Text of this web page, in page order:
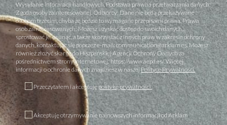
Wysyłanie informacji handlowych. Podstawa prawna przetwarzania danych:
Zgoda osoby zainteresowanej. Odbiorcy: Dane nie będą przekazywane
osobom trzecim, chyba że będzie to wymagane przepisami prawa. Prawa
osób zainteresowanych: Możesz uzyskać dostęp do swoich danych,
sprostować je, usunąć, a także skorzystać z innych praw w zakresie ochrony
danych, kontaktując się poprzez e-mail: communication@arklam.es. Możesz
również złożyć skargę do Hiszpańskiej Agencji Ochrony Danych za
pośrednictwem strony internetowej: https://www.aepd.es/. Więcej
informacji o ochronie danych znajdziesz w naszejPolityce Prywatności.
Przeczytałem i akceptujępolitykę prywatności.
Akceptuję otrzymywanie najnowszych informacji od Arklam